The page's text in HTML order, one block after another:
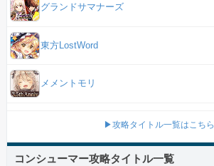
グランドサマナーズ
東方LostWord
メメントモリ
▶攻略タイトル一覧はこちら
コンシューマー攻略タイトル一覧